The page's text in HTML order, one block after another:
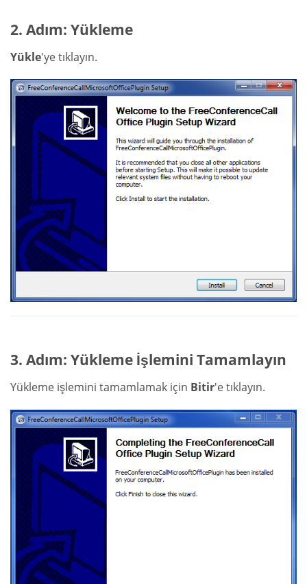
2. Adım: Yükleme
Yükle'ye tıklayın.
3. Adım: Yükleme İşlemini Tamamlayın
Yükleme işlemini tamamlamak için Bitir'e tıklayın.